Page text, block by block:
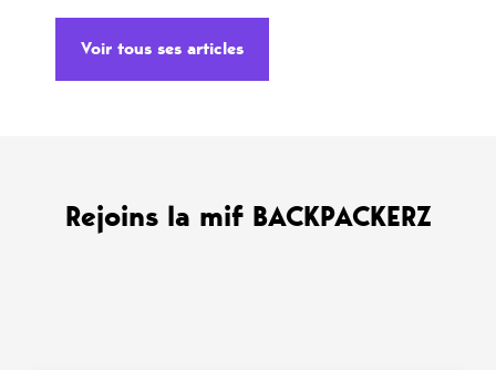
Voir tous ses articles
Rejoins la mif BACKPACKERZ